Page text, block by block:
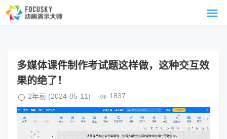
多媒体课件制作考试题这样做，这种交互效
果的绝了！
2年前 (2024-05-11) 1837